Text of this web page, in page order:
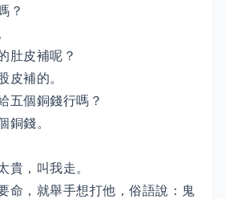
？
肚皮補呢？
皮補的。
五個銅錢行嗎？
銅錢。
貴，叫我走。
命，就舉手想打他，俗語說：鬼